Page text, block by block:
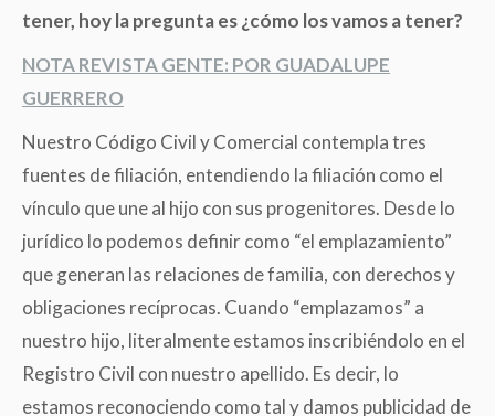
tener, hoy la pregunta es ¿cómo los vamos a tener?
NOTA REVISTA GENTE: POR GUADALUPE
GUERRERO
Nuestro Código Civil y Comercial contempla tres
fuentes de filiación, entendiendo la filiación como el
vínculo que une al hijo con sus progenitores. Desde lo
jurídico lo podemos definir como “el emplazamiento”
que generan las relaciones de familia, con derechos y
obligaciones recíprocas. Cuando “emplazamos” a
nuestro hijo, literalmente estamos inscribiéndolo en el
Registro Civil con nuestro apellido. Es decir, lo
estamos reconociendo como tal y damos publicidad de